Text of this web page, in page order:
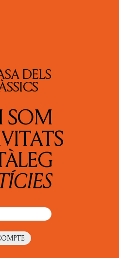
DELS
SOM